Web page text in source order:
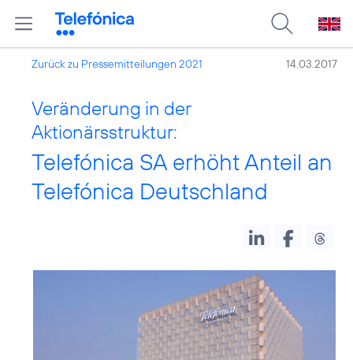
Zurück zu Pressemitteilungen 2021 14.03.2017
Veränderung in der
Aktionärsstruktur:
Telefónica SA erhöht Anteil an
Telefónica Deutschland